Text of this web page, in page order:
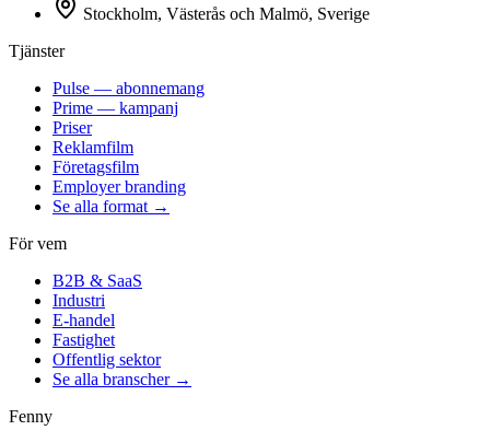
Stockholm, Västerås och Malmö, Sverige
Tjänster
Pulse — abonnemang
Prime — kampanj
Priser
Reklamfilm
Företagsfilm
Employer branding
Se alla format →
För vem
B2B & SaaS
Industri
E-handel
Fastighet
Offentlig sektor
Se alla branscher →
Fenny